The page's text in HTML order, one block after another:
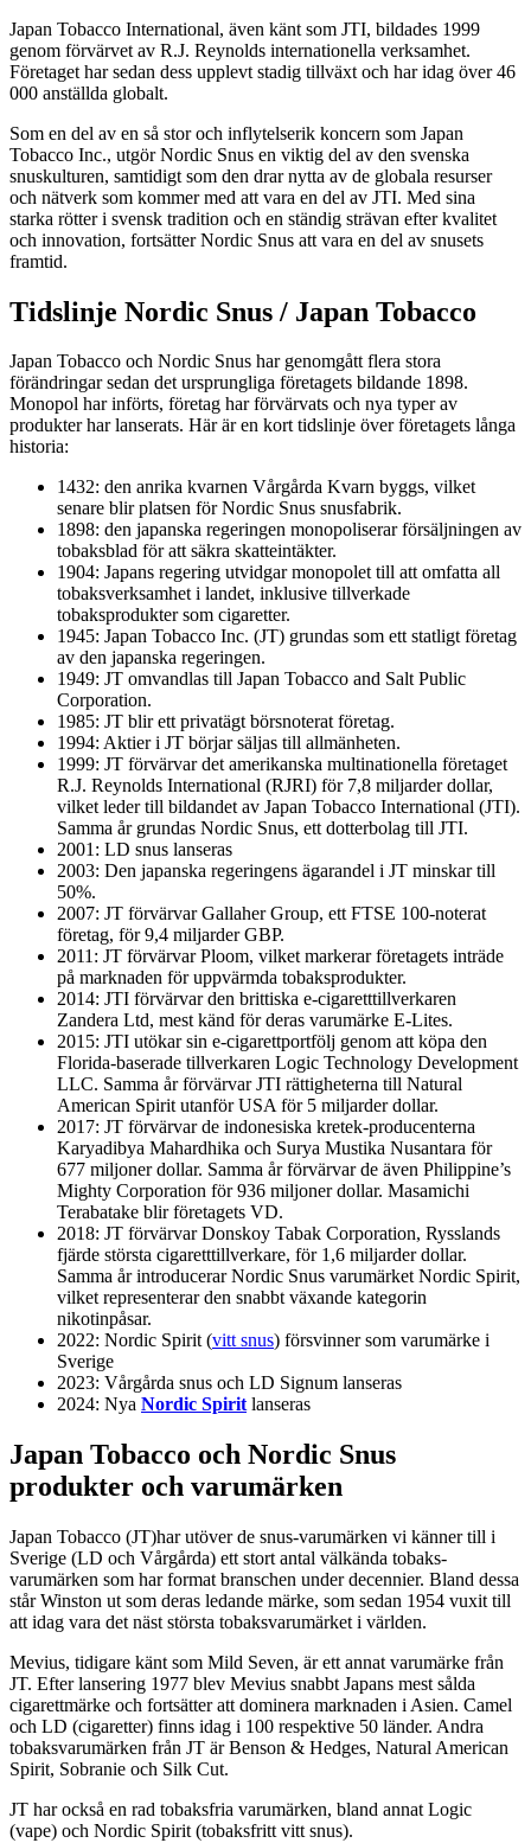
Japan Tobacco International, även känt som JTI, bildades 1999
genom förvärvet av R.J. Reynolds internationella verksamhet.
Företaget har sedan dess upplevt stadig tillväxt och har idag över 46
000 anställda globalt.
Som en del av en så stor och inflytelserik koncern som Japan
Tobacco Inc., utgör Nordic Snus en viktig del av den svenska
snuskulturen, samtidigt som den drar nytta av de globala resurser
och nätverk som kommer med att vara en del av JTI. Med sina
starka rötter i svensk tradition och en ständig strävan efter kvalitet
och innovation, fortsätter Nordic Snus att vara en del av snusets
framtid.
Tidslinje Nordic Snus / Japan Tobacco
Japan Tobacco och Nordic Snus har genomgått flera stora
förändringar sedan det ursprungliga företagets bildande 1898.
Monopol har införts, företag har förvärvats och nya typer av
produkter har lanserats. Här är en kort tidslinje över företagets långa
historia:
1432: den anrika kvarnen Vårgårda Kvarn byggs, vilket
senare blir platsen för Nordic Snus snusfabrik.
1898: den japanska regeringen monopoliserar försäljningen av
tobaksblad för att säkra skatteintäkter.
1904: Japans regering utvidgar monopolet till att omfatta all
tobaksverksamhet i landet, inklusive tillverkade
tobaksprodukter som cigaretter.
1945: Japan Tobacco Inc. (JT) grundas som ett statligt företag
av den japanska regeringen.
1949: JT omvandlas till Japan Tobacco and Salt Public
Corporation.
1985: JT blir ett privatägt börsnoterat företag.
1994: Aktier i JT börjar säljas till allmänheten.
1999: JT förvärvar det amerikanska multinationella företaget
R.J. Reynolds International (RJRI) för 7,8 miljarder dollar,
vilket leder till bildandet av Japan Tobacco International (JTI).
Samma år grundas Nordic Snus, ett dotterbolag till JTI.
2001: LD snus lanseras
2003: Den japanska regeringens ägarandel i JT minskar till
50%.
2007: JT förvärvar Gallaher Group, ett FTSE 100-noterat
företag, för 9,4 miljarder GBP.
2011: JT förvärvar Ploom, vilket markerar företagets inträde
på marknaden för uppvärmda tobaksprodukter.
2014: JTI förvärvar den brittiska e-cigaretttillverkaren
Zandera Ltd, mest känd för deras varumärke E-Lites.
2015: JTI utökar sin e-cigarettportfölj genom att köpa den
Florida-baserade tillverkaren Logic Technology Development
LLC. Samma år förvärvar JTI rättigheterna till Natural
American Spirit utanför USA för 5 miljarder dollar.
2017: JT förvärvar de indonesiska kretek-producenterna
Karyadibya Mahardhika och Surya Mustika Nusantara för
677 miljoner dollar. Samma år förvärvar de även Philippine’s
Mighty Corporation för 936 miljoner dollar. Masamichi
Terabatake blir företagets VD.
2018: JT förvärvar Donskoy Tabak Corporation, Rysslands
fjärde största cigaretttillverkare, för 1,6 miljarder dollar.
Samma år introducerar Nordic Snus varumärket Nordic Spirit,
vilket representerar den snabbt växande kategorin
nikotinpåsar.
2022: Nordic Spirit (vitt snus) försvinner som varumärke i
Sverige
2023: Vårgårda snus och LD Signum lanseras
2024: Nya Nordic Spiritlanseras
Japan Tobacco och Nordic Snus
produkter och varumärken
Japan Tobacco (JT)har utöver de snus-varumärken vi känner till i
Sverige (LD och Vårgårda) ett stort antal välkända tobaks-
varumärken som har format branschen under decennier. Bland dessa
står Winston ut som deras ledande märke, som sedan 1954 vuxit till
att idag vara det näst största tobaksvarumärket i världen.
Mevius, tidigare känt som Mild Seven, är ett annat varumärke från
JT. Efter lansering 1977 blev Mevius snabbt Japans mest sålda
cigarettmärke och fortsätter att dominera marknaden i Asien. Camel
och LD (cigaretter) finns idag i 100 respektive 50 länder. Andra
tobaksvarumärken från JT är Benson & Hedges, Natural American
Spirit, Sobranie och Silk Cut.
JT har också en rad tobaksfria varumärken, bland annat Logic
(vape) och Nordic Spirit (tobaksfritt vitt snus).